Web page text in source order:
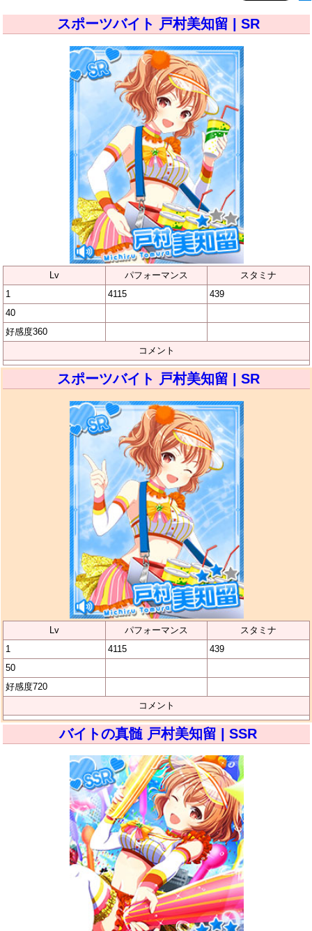
スポーツバイト 戸村美知留 | SR
Lv パフォーマンス
スタミナ
1
4115
439
40
好感度360
コメント
スポーツバイト 戸村美知留 | SR
Lv パフォーマンス
スタミナ
1
4115
439
50
好感度720
コメント
バイトの真髄 戸村美知留 | SSR